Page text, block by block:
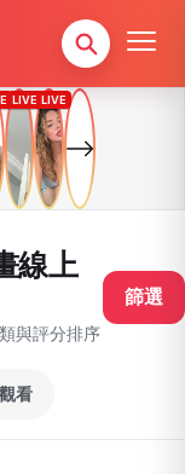
線上
與評分排序
篩選
看